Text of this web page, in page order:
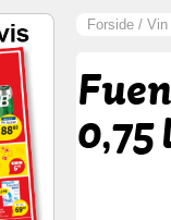
Forside / Vin
0,75